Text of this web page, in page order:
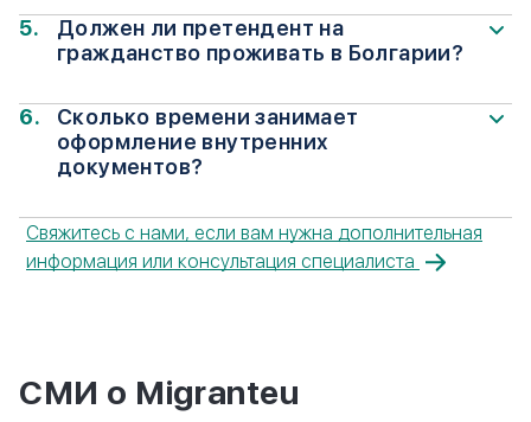
в экономику Болгарии.
Должен ли претендент на
гражданство проживать в Болгарии?
требуется предварительное проживание в стране.
Сколько времени занимает
оформление внутренних
документов?
внутренних болгарских документов занимает 2–4
недели.
Свяжитесь с нами, если вам нужна дополнительная
информация или консультация специалиста
СМИ о Migranteu